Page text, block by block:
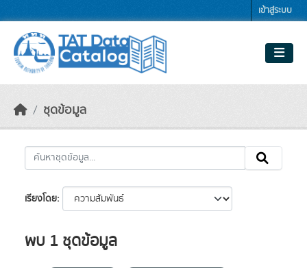
เข้าสู่ระบบ
ชุดข้อมูล
เรียงโดย
พบ 1 ชุดข้อมูล